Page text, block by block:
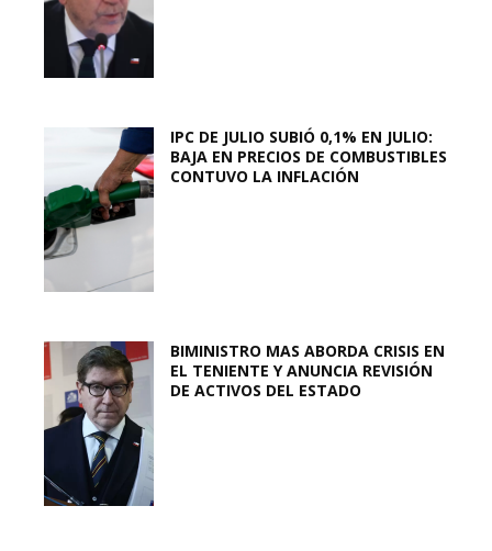
IPC DE JULIO SUBIÓ 0,1% EN JULIO:
BAJA EN PRECIOS DE COMBUSTIBLES
CONTUVO LA INFLACIÓN
BIMINISTRO MAS ABORDA CRISIS EN
EL TENIENTE Y ANUNCIA REVISIÓN
DE ACTIVOS DEL ESTADO